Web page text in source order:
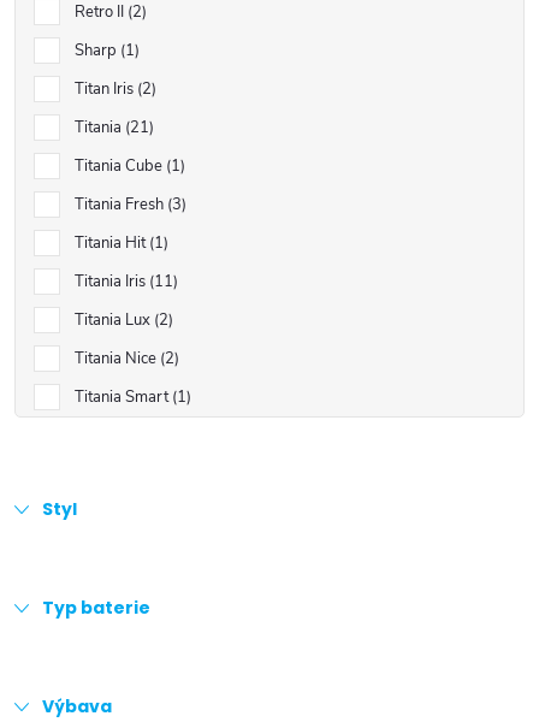
Retro II 2
Sharp 1
Titan Iris 2
Titania 21
Titania Cube 1
Titania Fresh 3
Titania Hit 1
Titania Iris 11
Titania Lux 2
Titania Nice 2
Titania Smart 1
Styl
Typ baterie
Výbava